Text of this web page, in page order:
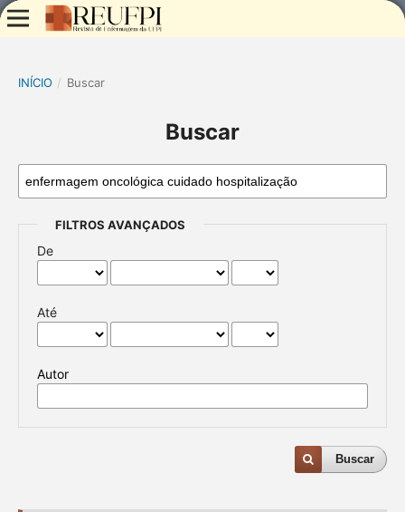
INÍCIO / Buscar
Buscar
FILTROS AVANÇADOS
De
Até
Autor
Buscar